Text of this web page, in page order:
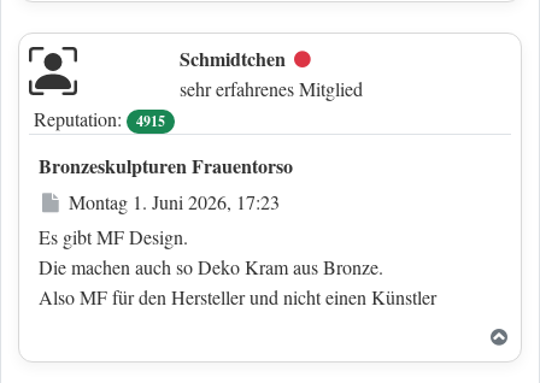
Schmidtchen Offline
sehr erfahrenes Mitglied
Reputation:
4915
Bronzeskulpturen Frauentorso
Beitrag
Montag 1. Juni 2026, 17:23
Es gibt MF Design.
Die machen auch so Deko Kram aus Bronze.
Also MF für den Hersteller und nicht einen Künstler